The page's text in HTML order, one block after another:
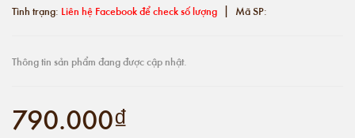
Tình trạng: Liên hệ Facebook để check số lượng | Mã SP:
Thông tin sản phẩm đang được cập nhật.
790.000₫